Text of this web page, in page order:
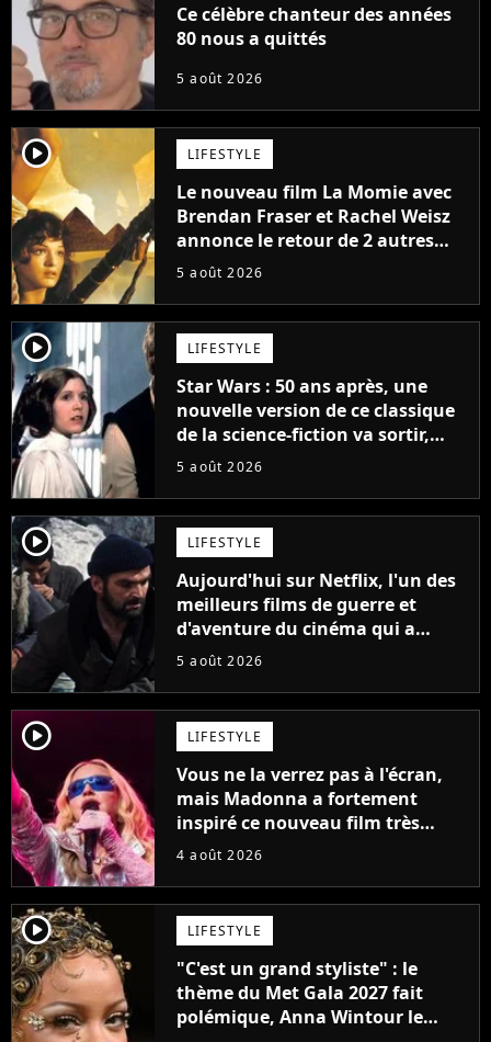
Ce célèbre chanteur des années
80 nous a quittés
5 août 2026
player2 LIFESTYLE
Le nouveau film La Momie avec
Brendan Fraser et Rachel Weisz
annonce le retour de 2 autres
personnages emblématiques de
5 août 2026
player2 LIFESTYLE
Star Wars : 50 ans après, une
nouvelle version de ce classique
de la science-fiction va sortir,
mais on ne la verra jamais en
5 août 2026
player2 LIFESTYLE
Aujourd'hui sur Netflix, l'un des
meilleurs films de guerre et
d'aventure du cinéma qui a
connu un succès retentissant à
5 août 2026
player2 LIFESTYLE
Vous ne la verrez pas à l'écran,
mais Madonna a fortement
inspiré ce nouveau film très
attendu
4 août 2026
player2 LIFESTYLE
"C'est un grand styliste" : le
thème du Met Gala 2027 fait
polémique, Anna Wintour le